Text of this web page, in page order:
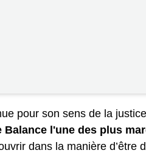
pour son sens de la
Balance l'une des plus
dans la manière d’être